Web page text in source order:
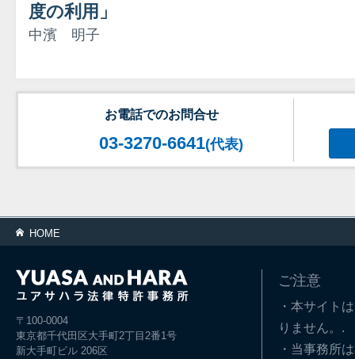
度の利用」
中濱 明子
お電話でのお問合せ
03-3270-6641(代表)
HOME
〒100-0004
東京都千代田区大手町2丁目2番1号
新大手町ビル 206区
ご注意
・本サイト
りません。.
・当事務所